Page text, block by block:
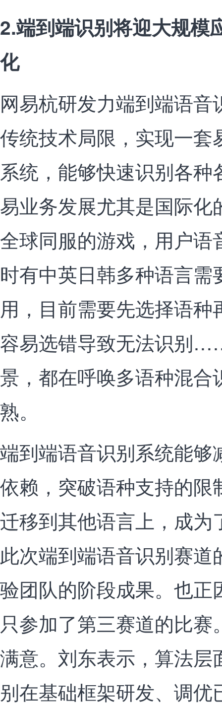
2.端到端识别将迎大规模
化
网易杭研发力端到端语
传统技术局限，实现一套
系统，能够快速识别各
易业务发展尤其是国际
全球同服的游戏，用户
时有中英日韩多种语言
用，目前需要先选择语
容易选错导致无法识别
景，都在呼唤多语种混
熟。
端到端语音识别系统能够
依赖，突破语种支持的限
迁移到其他语言上，成为
此次端到端语音识别赛
验团队的阶段成果。也正
只参加了第三赛道的比
满意。刘东表示，算法层
别在基础框架研发、调